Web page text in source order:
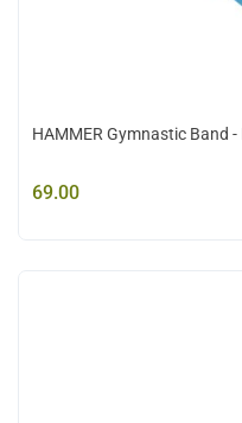
HAMMER Gymnastic Band -
69.00